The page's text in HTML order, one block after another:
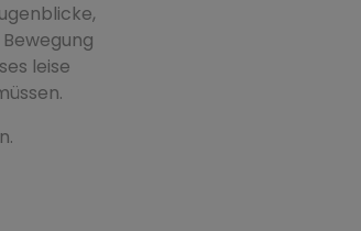
leise